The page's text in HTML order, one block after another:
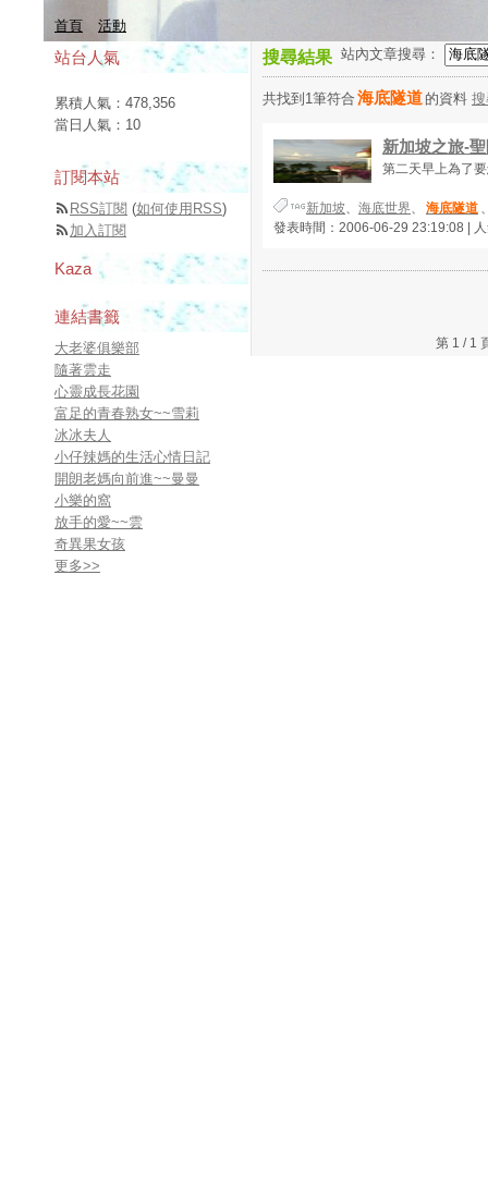
首頁 活動
搜尋結果 站內文章搜尋：
共找到1筆符合 海底隧道 的資料
新加坡之旅-
第二天早上為了
新加坡、 海底世界、 海底隧道
發表時間：2006-06-29 23:19:08 |
第 1 /
站台人氣
累積人氣： 478,356
當日人氣： 10
訂閱本站
RSS訂閱 (如何使用RSS)
加入訂閱
Kaza
連結書籤
大老婆俱樂部
隨著雲走
心靈成長花園
富足的青春熟女~~雪莉
冰冰夫人
小仔辣媽的生活心情日記
開朗老媽向前進~~曼曼
小樂的窩
放手的愛~~雲
奇異果女孩
更多>>